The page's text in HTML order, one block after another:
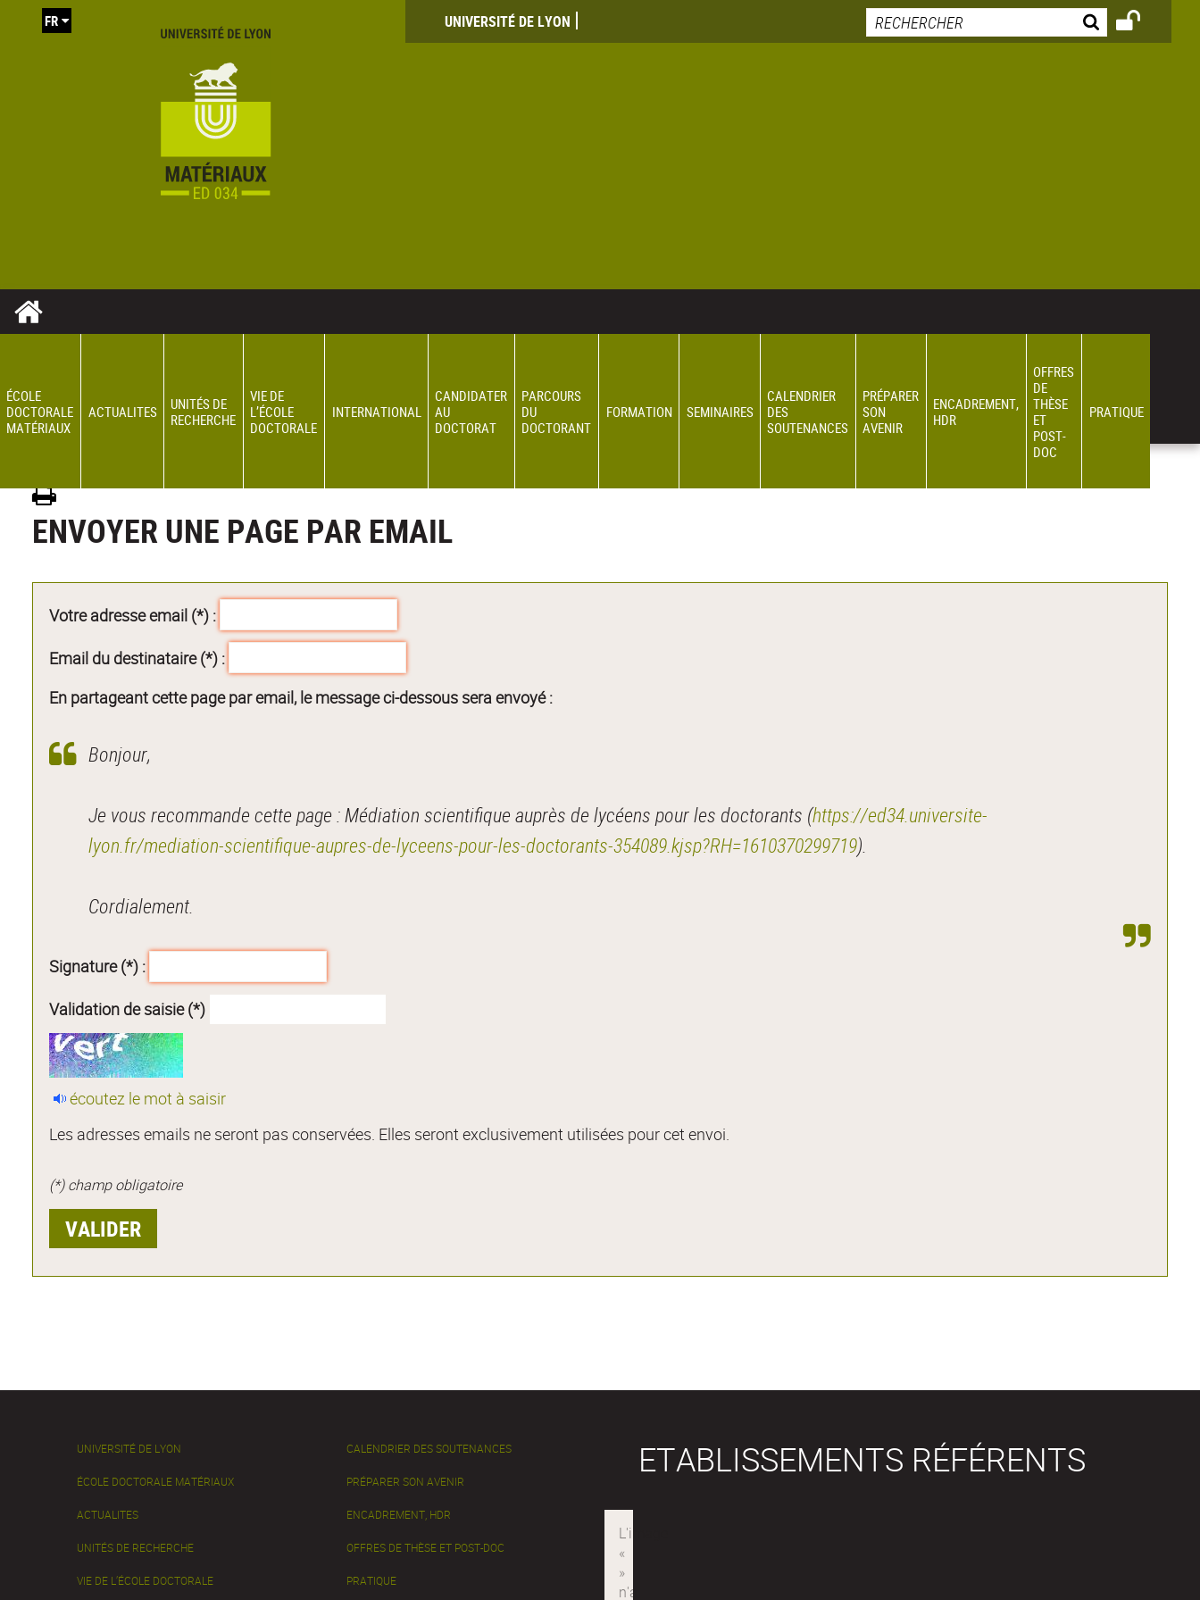
UNIVERSITÉ DE LYON
FR
ÉCOLE
DOCTORALE
MATÉRIAUX
ACTUALITES
UNITÉS DE
RECHERCHE
VIE DE
L’ÉCOLE
DOCTORALE
INTERNATIONAL
CANDIDATER
AU
DOCTORAT
PARCOURS
DU
DOCTORANT
FORMATION SEMINAIRES
CALENDRIER
DES
SOUTENANCES
PRÉPARER
SON
AVENIR
ENCADREMENT,
HDR
OFFRES
DE
THÈSE
ET
POST-
DOC
PRATIQUE
ENVOYER UNE PAGE PAR EMAIL
Votre adresse email (*) :
Email du destinataire (*) :
En partageant cette page par email, le message ci-dessous sera envoyé :
Bonjour,
Je vous recommande cette page : Médiation scientifique auprès de lycéens pour les doctorants (https://ed34.universite-
lyon.fr/mediation-scientifique-aupres-de-lyceens-pour-les-doctorants-354089.kjsp?RH=1610370299719).
Cordialement.
Signature (*) :
Validation de saisie (*)
écoutez le mot à saisir
Les adresses emails ne seront pas conservées. Elles seront exclusivement utilisées pour cet envoi.
(*) champ obligatoire
UNIVERSITÉ DE LYON
ÉCOLE DOCTORALE MATÉRIAUX
ACTUALITES
UNITÉS DE RECHERCHE
VIE DE L’ÉCOLE DOCTORALE
CALENDRIER DES SOUTENANCES
PRÉPARER SON AVENIR
ENCADREMENT, HDR
OFFRES DE THÈSE ET POST-DOC
PRATIQUE
ETABLISSEMENTS RÉFÉRENTS